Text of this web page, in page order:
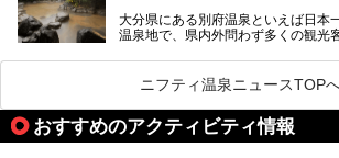
別府温泉は共同湯も多く、家庭やマ
ている所もあります。
あるんです。
これを読んで別府温泉巡りの参考に
大分県にある別府温泉といえば日本
温泉地で、県内外問わず多くの観光
八湯温泉道とは別府八湯を巡る体験
って88ヶ所のスタンプを集めて温泉
いうものです。
別府には朝早くから夜遅くまでやっ
湯や、日帰りのみの大きな施設など
ニフティ温泉ニュースTOP
おすすめのアクティビティ情報